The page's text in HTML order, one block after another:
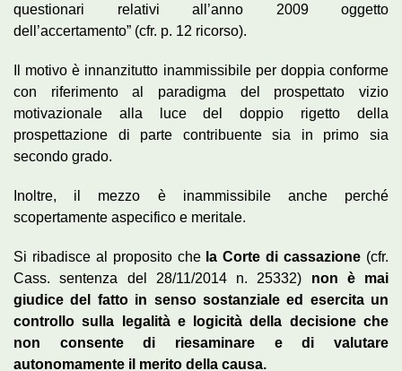
questionari relativi all’anno 2009 oggetto
dell’accertamento” (cfr. p. 12 ricorso).
Il motivo è innanzitutto inammissibile per doppia conforme
con riferimento al paradigma del prospettato vizio
motivazionale alla luce del doppio rigetto della
prospettazione di parte contribuente sia in primo sia
secondo grado.
Inoltre, il mezzo è inammissibile anche perché
scopertamente aspecifico e meritale.
Si ribadisce al proposito che la Corte di cassazione (cfr.
Cass. sentenza del 28/11/2014 n. 25332) non è mai
giudice del fatto in senso sostanziale ed esercita un
controllo sulla legalità e logicità della decisione che
non consente di riesaminare e di valutare
autonomamente il merito della causa.